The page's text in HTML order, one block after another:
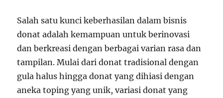
Salah satu kunci keberhasilan dalam bisnis
donat adalah kemampuan untuk berinovasi
dan berkreasi dengan berbagai varian rasa dan
tampilan. Mulai dari donat tradisional dengan
gula halus hingga donat yang dihiasi dengan
aneka toping yang unik, variasi donat yang